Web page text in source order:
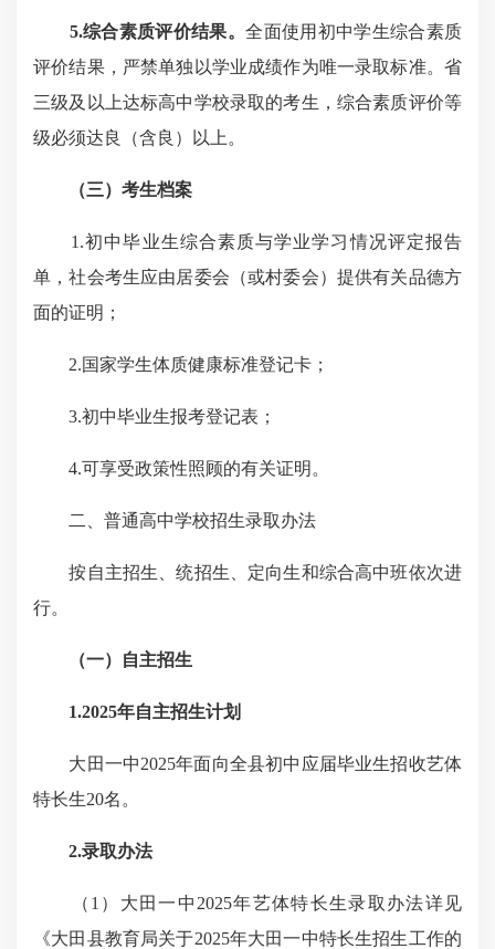
5.综合素质评价结果。全面使用初中学生综合素质
评价结果，严禁单独以学业成绩作为唯一录取标准。省
三级及以上达标高中学校录取的考生，综合素质评价等
级必须达良（含良）以上。
（三）考生档案
1.初中毕业生综合素质与学业学习情况评定报告
单，社会考生应由居委会（或村委会）提供有关品德方
面的证明；
2.国家学生体质健康标准登记卡；
3.初中毕业生报考登记表；
4.可享受政策性照顾的有关证明。
二、普通高中学校招生录取办法
按自主招生、统招生、定向生和综合高中班依次进
行。
（一）自主招生
1.2025年自主招生计划
大田一中2025年面向全县初中应届毕业生招收艺体
特长生20名。
2.录取办法
（1）大田一中2025年艺体特长生录取办法详见
《大田县教育局关于2025年大田一中特长生招生工作的